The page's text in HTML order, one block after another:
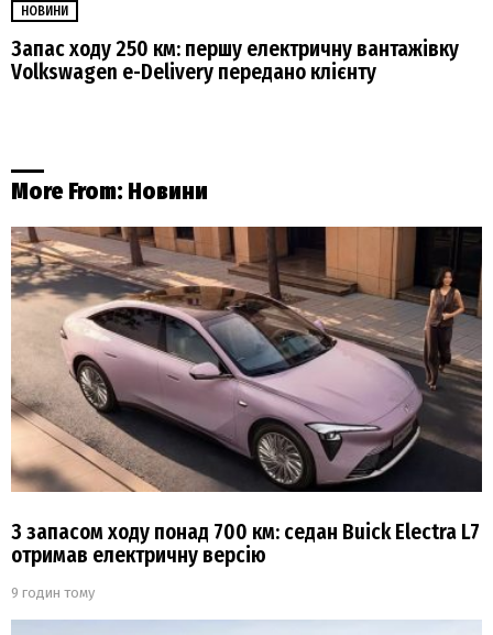
НОВИНИ
Запас ходу 250 км: першу електричну вантажівку
Volkswagen e-Delivery передано клієнту
More From: Новини
З запасом ходу понад 700 км: седан Buick Electra L7
отримав електричну версію
9 годин тому